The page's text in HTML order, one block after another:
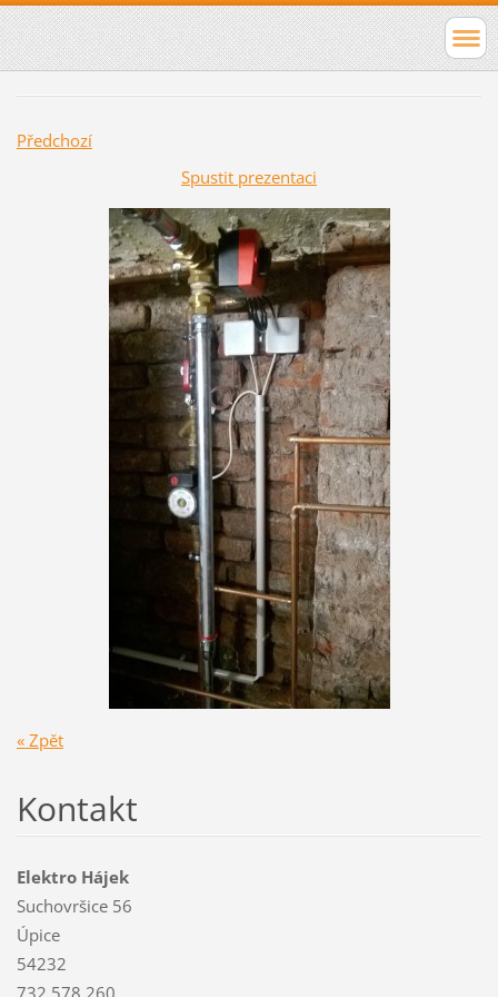
Předchozí
Spustit prezentaci
« Zpět
Kontakt
Elektro Hájek
Suchovršice 56
Úpice
54232
732 578 260